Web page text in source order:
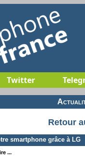
Twitter
Retour
smartphone grâce à LG
...